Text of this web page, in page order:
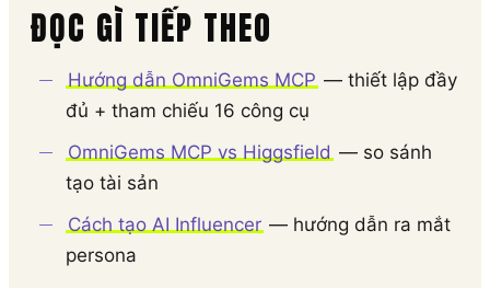
ĐỌC GÌ TIẾP THEO
Hướng dẫn OmniGems MCP — thiết lập đầy
đủ + tham chiếu 16 công cụ
OmniGems MCP vs Higgsfield — so sánh
tạo tài sản
Cách tạo AI Influencer — hướng dẫn ra mắt
persona